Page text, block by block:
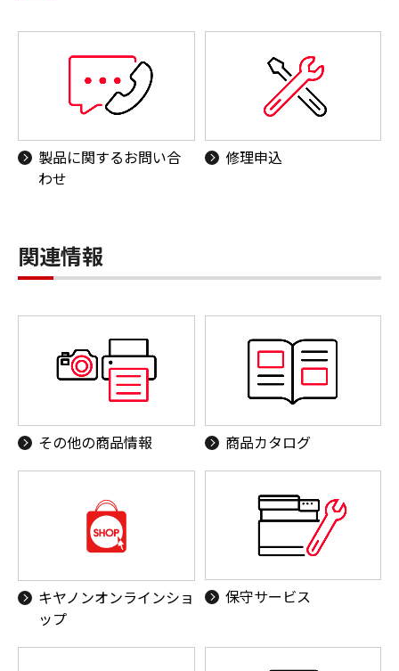
製品に関するお問い合
わせ
修理申込
関連情報
その他の商品情報 商品カタログ
キヤノンオンラインショ
ップ
保守サービス